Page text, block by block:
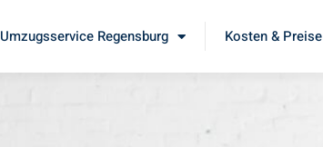
Umzugsservice Regensburg Kosten & Preise